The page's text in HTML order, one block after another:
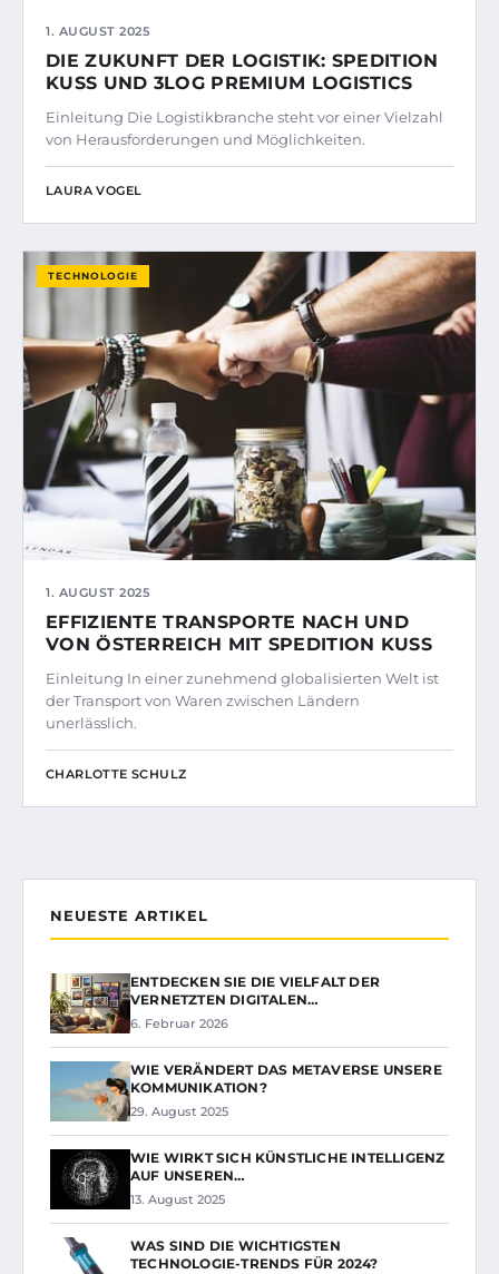
1. AUGUST 2025
DIE ZUKUNFT DER LOGISTIK: SPEDITION
KUSS UND 3LOG PREMIUM LOGISTICS
Einleitung Die Logistikbranche steht vor einer Vielzahl
von Herausforderungen und Möglichkeiten.
LAURA VOGEL
TECHNOLOGIE
1. AUGUST 2025
EFFIZIENTE TRANSPORTE NACH UND
VON ÖSTERREICH MIT SPEDITION KUSS
Einleitung In einer zunehmend globalisierten Welt ist
der Transport von Waren zwischen Ländern
unerlässlich.
CHARLOTTE SCHULZ
NEUESTE ARTIKEL
ENTDECKEN SIE DIE VIELFALT DER
VERNETZTEN DIGITALEN…
6. Februar 2026
WIE VERÄNDERT DAS METAVERSE UNSERE
KOMMUNIKATION?
29. August 2025
WIE WIRKT SICH KÜNSTLICHE INTELLIGENZ
AUF UNSEREN…
13. August 2025
WAS SIND DIE WICHTIGSTEN
TECHNOLOGIE-TRENDS FÜR 2024?